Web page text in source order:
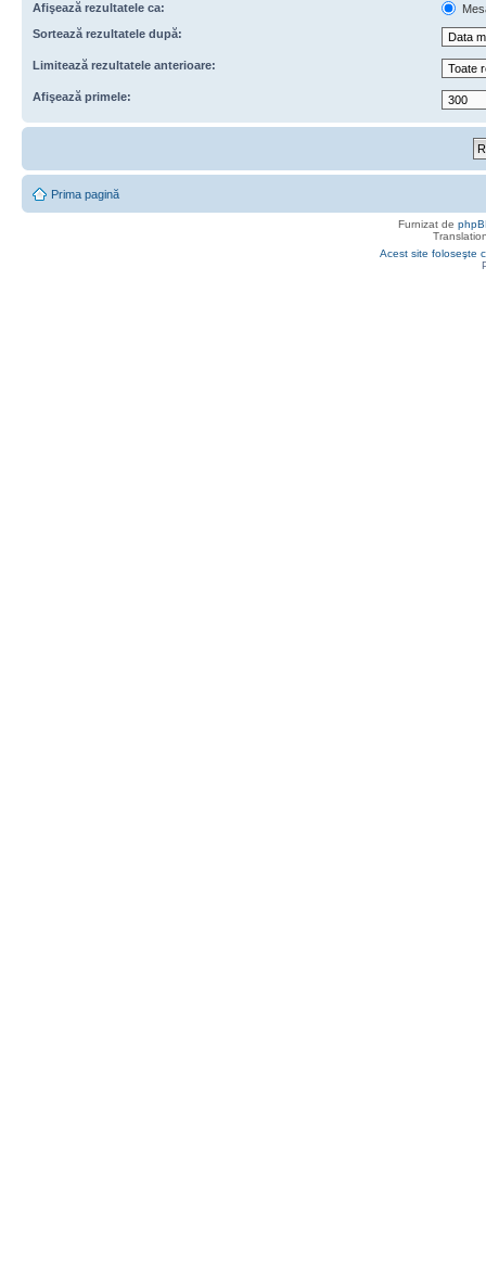
Afişează rezultatele ca:
Sortează rezultatele după:
Limitează rezultatele anterioare:
Afişează primele:
Prima pagină
Furnizat de
Acest site foloseşte